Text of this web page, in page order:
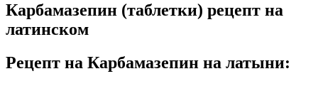
Карбамазепин (таблетки) рецепт на
латинском
Рецепт на Карбамазепин на латыни: